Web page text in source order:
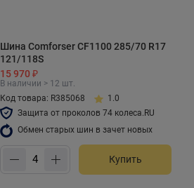
Шина Comforser CF1100 285/70 R17
121/118S
15 970 ₽
В наличии > 12 шт.
Код товара: R385068
1.0
Защита от проколов 74 колеса.RU
Обмен старых шин в зачет новых
Купить